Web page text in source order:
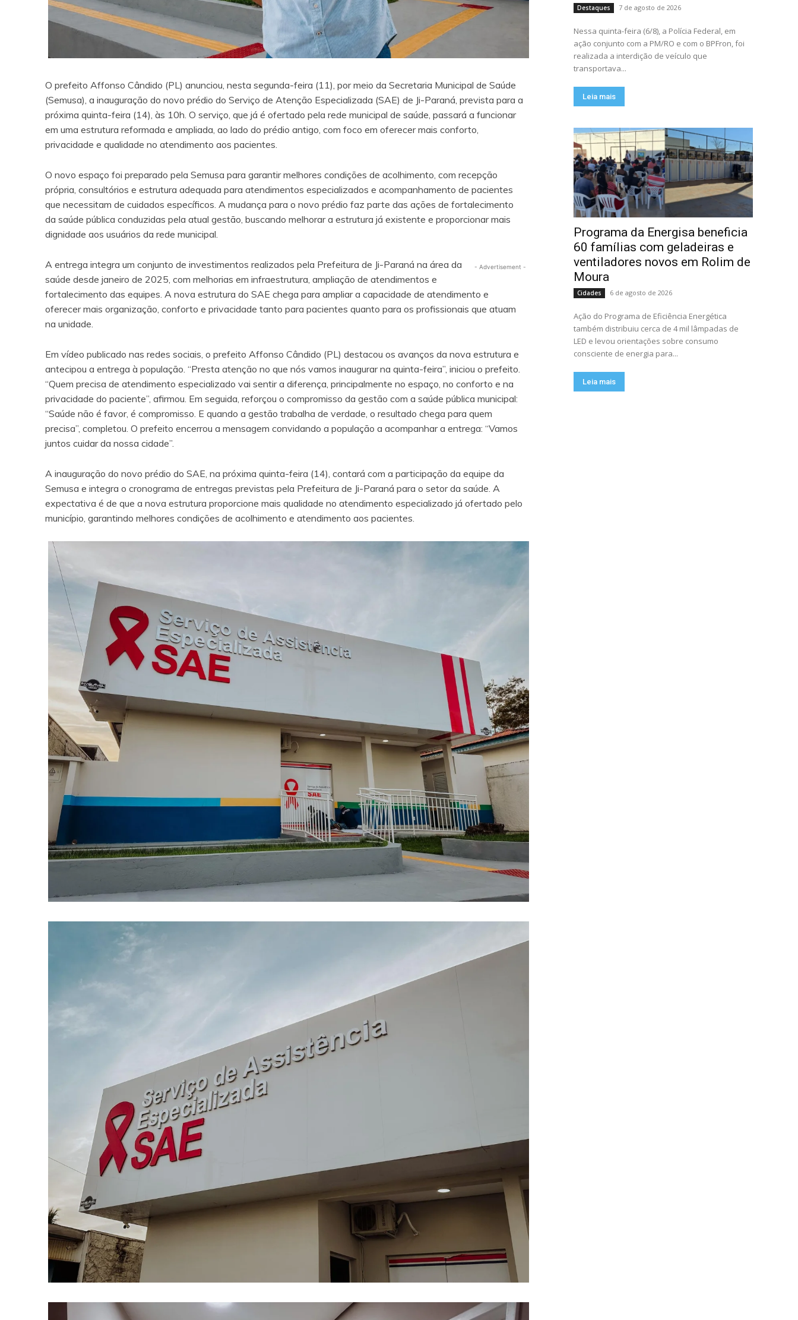
O prefeito Affonso Cândido (PL) anunciou, nesta segunda-feira (11), por meio da Secretaria Municipal de Saúde
(Semusa), a inauguração do novo prédio do Serviço de Atenção Especializada (SAE) de Ji-Paraná, prevista para a
próxima quinta-feira (14), às 10h. O serviço, que já é ofertado pela rede municipal de saúde, passará a funcionar
em uma estrutura reformada e ampliada, ao lado do prédio antigo, com foco em oferecer mais conforto,
privacidade e qualidade no atendimento aos pacientes.
O novo espaço foi preparado pela Semusa para garantir melhores condições de acolhimento, com recepção
própria, consultórios e estrutura adequada para atendimentos especializados e acompanhamento de pacientes
que necessitam de cuidados específicos. A mudança para o novo prédio faz parte das ações de fortalecimento
da saúde pública conduzidas pela atual gestão, buscando melhorar a estrutura já existente e proporcionar mais
dignidade aos usuários da rede municipal.
- Advertisement -
A entrega integra um conjunto de investimentos realizados pela Prefeitura de Ji-Paraná na área da
saúde desde janeiro de 2025, com melhorias em infraestrutura, ampliação de atendimentos e
fortalecimento das equipes. A nova estrutura do SAE chega para ampliar a capacidade de atendimento e
oferecer mais organização, conforto e privacidade tanto para pacientes quanto para os profissionais que atuam
na unidade.
Em vídeo publicado nas redes sociais, o prefeito Affonso Cândido (PL) destacou os avanços da nova estrutura e
antecipou a entrega à população. “Presta atenção no que nós vamos inaugurar na quinta-feira”, iniciou o prefeito.
“Quem precisa de atendimento especializado vai sentir a diferença, principalmente no espaço, no conforto e na
privacidade do paciente”, afirmou. Em seguida, reforçou o compromisso da gestão com a saúde pública municipal:
“Saúde não é favor, é compromisso. E quando a gestão trabalha de verdade, o resultado chega para quem
precisa”, completou. O prefeito encerrou a mensagem convidando a população a acompanhar a entrega: “Vamos
juntos cuidar da nossa cidade”.
A inauguração do novo prédio do SAE, na próxima quinta-feira (14), contará com a participação da equipe da
Semusa e integra o cronograma de entregas previstas pela Prefeitura de Ji-Paraná para o setor da saúde. A
expectativa é de que a nova estrutura proporcione mais qualidade no atendimento especializado já ofertado pelo
município, garantindo melhores condições de acolhimento e atendimento aos pacientes.
Destaques 7 de agosto de 2026
Nessa quinta-feira (6/8), a Polícia Federal, em
ação conjunto com a PM/RO e com o BPFron, foi
realizada a interdição de veículo que
transportava...
Leia mais
Programa da Energisa beneficia
60 famílias com geladeiras e
ventiladores novos em Rolim de
Moura
Cidades 6 de agosto de 2026
Ação do Programa de Eficiência Energética
também distribuiu cerca de 4 mil lâmpadas de
LED e levou orientações sobre consumo
consciente de energia para...
Leia mais